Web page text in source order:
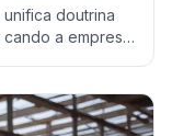
doutrina
a empresa